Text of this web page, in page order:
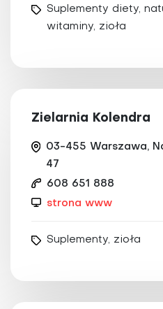
Suplementy diety,
witaminy, zioła
Zielarnia Kolendra
03-455 Warszawa,
47
608 651 888
strona www
Suplementy, zioła